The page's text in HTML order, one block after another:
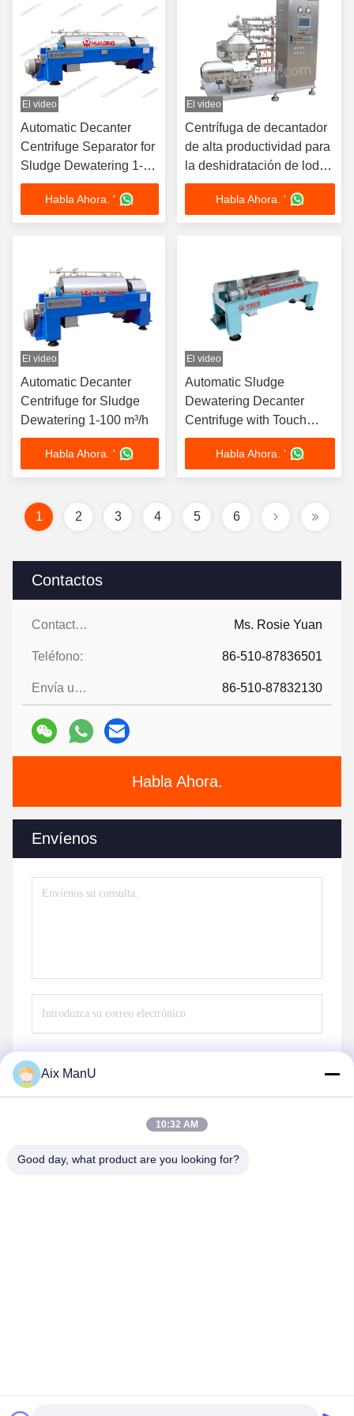
Contactos
Contactos: Ms. Rosie Yuan
Teléfono: 86-510-87836501
Envía un fax.: 86-510-87832130
Habla Ahora.
Envíenos
2014/30/EU
El video
Automatic Decanter
Centrifuge Separator for
Sludge Dewatering 1-
100 m³/h
Habla Ahora. '
El video
Centrífuga de decantador
de alta productividad para
la deshidratación de lodos
1-100 m3/h
Habla Ahora. '
El video
Automatic Decanter
Centrifuge for Sludge
Dewatering 1-100 m³/h
Habla Ahora. '
El video
Automatic Sludge
Dewatering Decanter
Centrifuge with Touch
Screen
Habla Ahora. '
1 2 3 4 5 6
Proveedor. Derecho de autor 2021-2026 YIXING HUADING
Aix ManU
10:32 AM
Good day, what product are you looking for?